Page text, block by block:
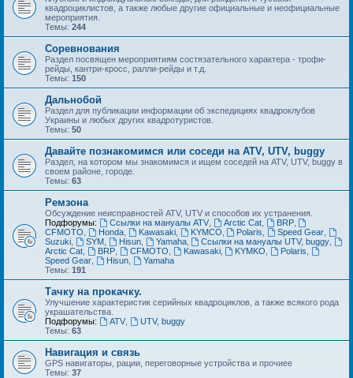
квадроциклистов, а также любые другие официальные и неофициальные
мероприятия.
Темы: 244
Соревнования
Раздел посвящен мероприятиям состязательного характера - трофи-
рейды, кантри-кросс, ралли-рейды и т.д.
Темы: 150
Дальнобой
Раздел для публикации информации об экспедициях квадроклубов
Украины и любых других квадротуристов.
Темы: 50
Давайте познакомимся или соседи на ATV, UTV, buggy
Раздел, на котором мы знакомимся и ищем соседей на ATV, UTV, buggy в
своем районе, городе.
Темы: 63
Ремзона
Обсуждение неисправностей ATV, UTV и способов их устранения.
Подфорумы:
Ссылки на мануалы ATV, Arctic Cat, BRP,
CFMOTO
Honda, Kawasaki, KYMCO Polaris Speed Gear
Suzuki
SYM, Hisun, Yamaha, Ссылки на мануалы UTV, buggy
Arctic Cat
BRP, CFMOTO Kawasaki, KYMKO Polaris
Speed Gear
Hisun,
Yamaha
Темы: 191
Тачку на прокачку.
Улучшение характеристик серийных квадроциклов, а также всякого рода
украшательства.
Подфорумы:
ATV,
UTV, buggy
Темы: 63
Навигация и связь
GPS навигаторы, рации, переговорные устройства и прочиее
Темы: 37